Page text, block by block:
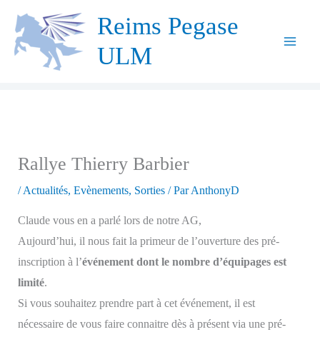
contenu
Reims Pegase
ULM
Rallye Thierry Barbier
/Actualités, Evènements, Sorties/ ParAnthonyD
Claude vous en a parlé lors de notre AG,
Aujourd’hui, il nous fait la primeur de l’ouverture des pré-
inscription à l’événement dont le nombre d’équipages est
limité.
Si vous souhaitez prendre part à cet événement, il est
nécessaire de vous faire connaitre dès à présent via une pré-